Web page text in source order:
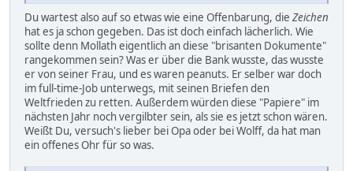
Du wartest also auf so etwas wie eine Offenbarung, die Zeichen
hat es ja schon gegeben. Das ist doch einfach lächerlich. Wie
sollte denn Mollath eigentlich an diese "brisanten Dokumente"
rangekommen sein? Was er über die Bank wusste, das wusste
er von seiner Frau, und es waren peanuts. Er selber war doch
im full-time-Job unterwegs, mit seinen Briefen den
Weltfrieden zu retten. Außerdem würden diese "Papiere" im
nächsten Jahr noch vergilbter sein, als sie es jetzt schon wären.
Weißt Du, versuch's lieber bei Opa oder bei Wolff, da hat man
ein offenes Ohr für so was.